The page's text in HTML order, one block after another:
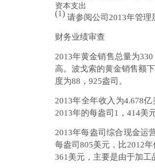
资本支出
(1) 请参阅公司2013年管理
财务业绩审查
2013年黄金销售总量为
高。波戈索的黄金销售额
度为88，925盎司。
2013年全年收入为4.678
2013年的每盎司1，414美
2013年每盎司综合现金运
每盎司805美元，比2012
361美元，主要是由于加工